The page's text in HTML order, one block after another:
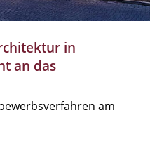
in
an das
am